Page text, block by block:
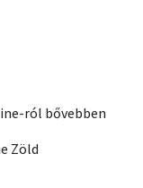
ról bővebben
Zöld